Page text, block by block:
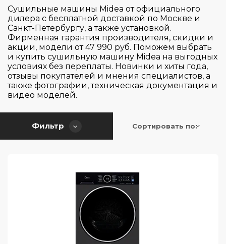
Сушильные машины Midea от официального
дилера с бесплатной доставкой по Москве и
Санкт-Петербургу, а также установкой.
Фирменная гарантия производителя, скидки и
акции, модели от 47 990 руб. Поможем выбрать
и купить сушильную машину Midea на выгодных
условиях без переплаты. Новинки и хиты года,
отзывы покупателей и мнения специалистов, а
также фотографии, техническая документация и
видео моделей.
Фильтр
V-Zug
Чехия
Швейцария
Premium
Serie | 6
Style
Style+
V2000
V6000
Электронное
Отдельностоящая
Тип сушки
Tеплообменник
Конденсационная
Сушка с тепловым насосом
Тепловой насос
Тип загрузки
Фронтальная
Перенавешиваемая дверь
да
Wi-Fi подключение
Приложение ConnectLife
Приложение Miele@home
Приложение MSmartLife / MSmartHome
Приложение My AEG
Приложение MyElectrolux
Приложение SmartThings
Габариты
нержавеющая сталь
Объем загрузки белья для стирки (кг)
Возможность установки в колонну
Сортировать по: